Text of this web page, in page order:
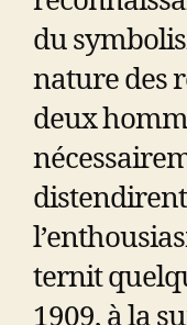
du
nature des
deux
ternit
1909, à la